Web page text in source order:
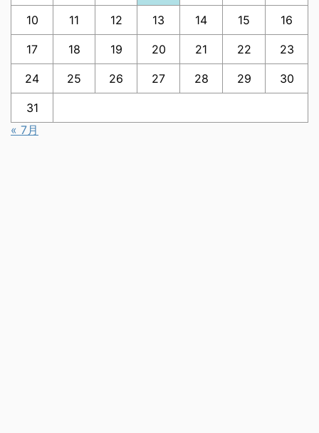
10 11 12 13 14 15 16
17 18 19 20 21 22 23
24 25 26 27 28 29 30
31
« 7月